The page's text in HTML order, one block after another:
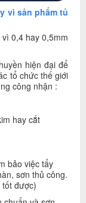
vì sản phẩm tủ
0,4 hay 0,5mm
hiện đại để
tổ chức thế giới
công nhận :
hay cắt
bảo việc tẩy
sơn thủ công.
được)